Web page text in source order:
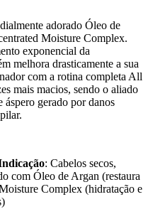
adorado Óleo de
Moisture Complex.
exponencial da
melhora drasticamente a sua
com a rotina completa All
mais macios, sendo o aliado
gerado por danos
: Cabelos secos,
com Óleo de Argan (restaura
Complex (hidratação e